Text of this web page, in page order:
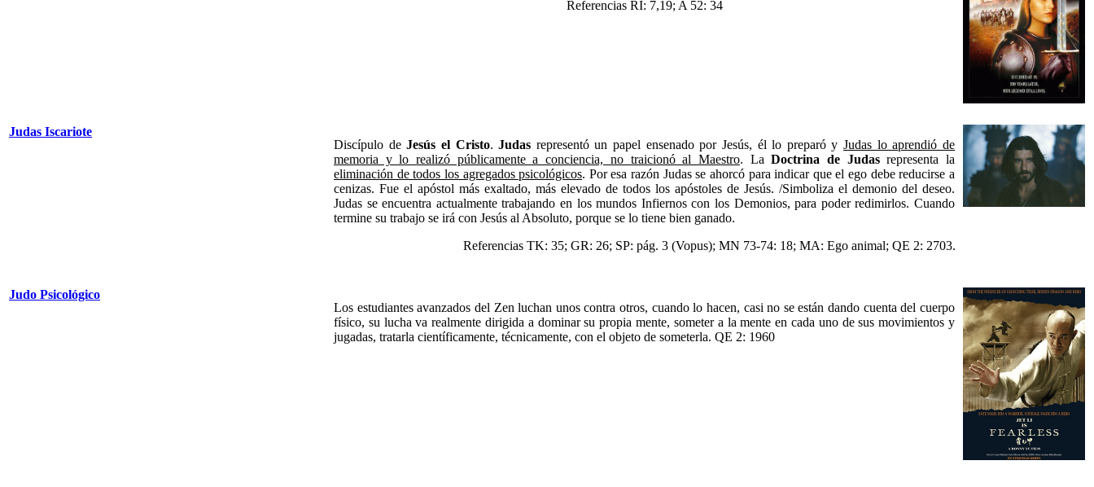
Referencias RI: 7,19; A 52: 34
Judas Iscariote
Discípulo deJesús el Cristo.Judas representó un papel ensenado por Jesús, él lo preparó yJudas lo aprendió de
memoria y lo realizó públicamente a conciencia, no traicionó al Maestro. LaDoctrina de Judasrepresenta la
eliminación de todos los agregados psicológicos. Por esa razón Judas se ahorcó para indicar que el ego debe reducirse a
cenizas. Fue el apóstol más exaltado, más elevado de todos los apóstoles de Jesús. /Simboliza el demonio del deseo.
Judas se encuentra actualmente trabajando en los mundos Infiernos con los Demonios, para poder redimirlos. Cuando
termine su trabajo se irá con Jesús al Absoluto, porque se lo tiene bien ganado.
Referencias TK: 35; GR: 26; SP: pág. 3 (Vopus); MN 73-74: 18; MA: Ego animal; QE 2: 2703.
Judo Psicológico
Los estudiantes avanzados del Zen luchan unos contra otros, cuando lo hacen, casi no se están dando cuenta del cuerpo
físico, su lucha va realmente dirigida a dominar su propia mente, someter a la mente en cada uno de sus movimientos y
jugadas, tratarla científicamente, técnicamente, con el objeto de someterla. QE 2: 1960